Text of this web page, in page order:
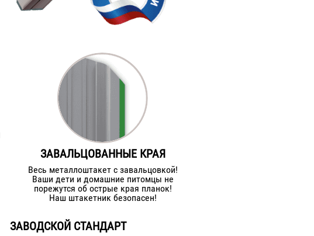
ЗАВАЛЬЦОВАННЫЕ КРАЯ
Весь металлоштакет с завальцовкой!
Ваши дети и домашние питомцы не
порежутся об острые края планок!
Наш штакетник безопасен!
ЗАВОДСКОЙ СТАНДАРТ